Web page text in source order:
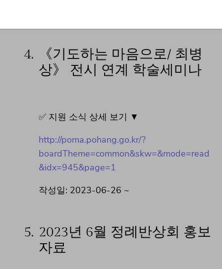
4.
《기도하는 마음으로/ 최병
상》 전시 연계 학술세미나
✅ 지원 소식 상세 보기 ▼
http://poma.pohang.go.kr/?
boardTheme=common&skw=&mode=read
&idx=945&page=1
작성일: 2023-06-26 ~
5. 2023년 6월 정례반상회 홍보
자료